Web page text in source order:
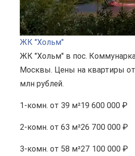
ЖК "Хольм"
ЖК "Хольм" в пос.
Москвы. Цены на квартиры
млн рублей.
1-комн. от 39 м²19 600 000 ₽
2-комн. от 63 м²26 700 000 ₽
3-комн. от 58 м²27 100 000 ₽